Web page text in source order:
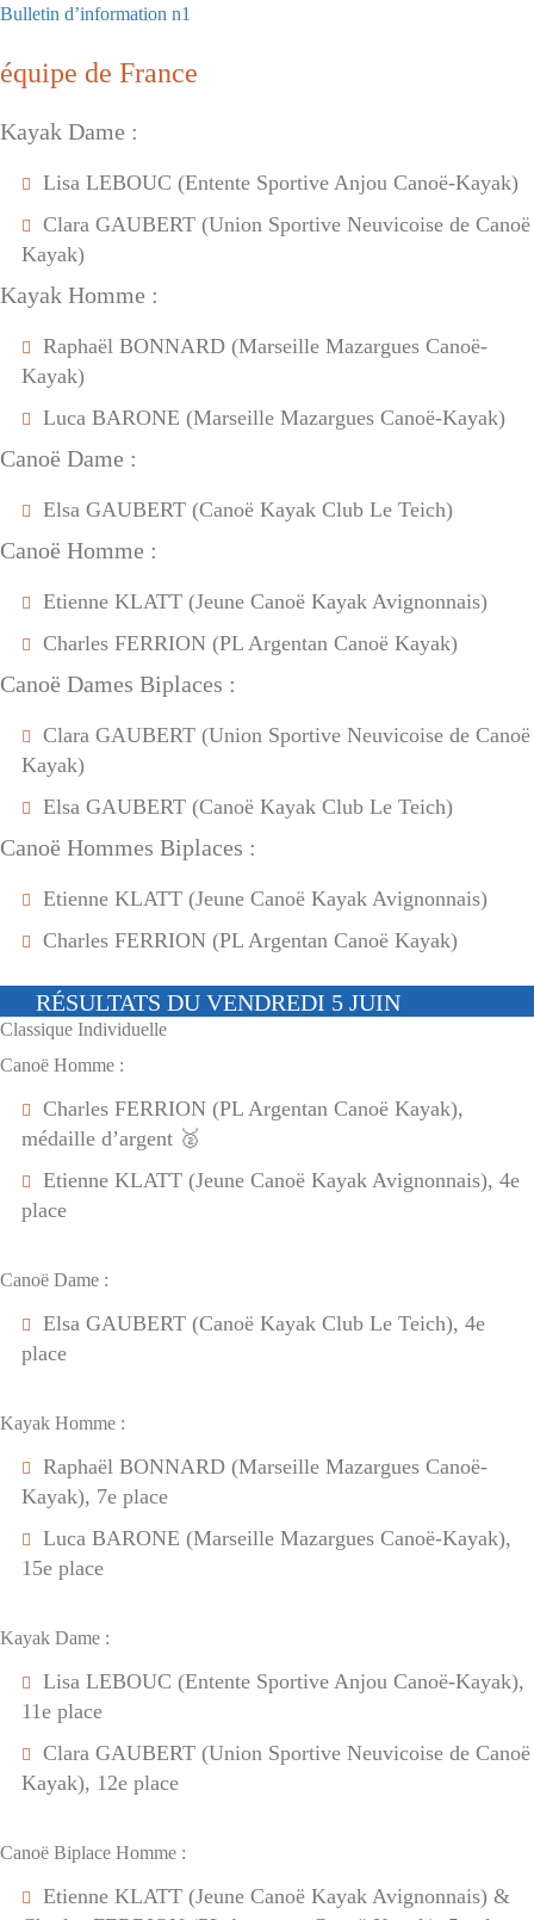
Bulletin d’information n1
équipe de France
Kayak Dame :
Lisa LEBOUC (Entente Sportive Anjou Canoë-Kayak)
Clara GAUBERT (Union Sportive Neuvicoise de Canoë
Kayak)
Kayak Homme :
Raphaël BONNARD (Marseille Mazargues Canoë-
Kayak)
Luca BARONE (Marseille Mazargues Canoë-Kayak)
Canoë Dame :
Elsa GAUBERT (Canoë Kayak Club Le Teich)
Canoë Homme :
Etienne KLATT (Jeune Canoë Kayak Avignonnais)
Charles FERRION (PL Argentan Canoë Kayak)
Canoë Dames Biplaces :
Clara GAUBERT (Union Sportive Neuvicoise de Canoë
Kayak)
Elsa GAUBERT (Canoë Kayak Club Le Teich)
Canoë Hommes Biplaces :
Etienne KLATT (Jeune Canoë Kayak Avignonnais)
Charles FERRION (PL Argentan Canoë Kayak)
RÉSULTATS DU VENDREDI 5 JUIN
Classique Individuelle
Canoë Homme :
Charles FERRION (PL Argentan Canoë Kayak),
médaille d’argent 🥈
Etienne KLATT (Jeune Canoë Kayak Avignonnais), 4e
place
Canoë Dame :
Elsa GAUBERT (Canoë Kayak Club Le Teich), 4e
place
Kayak Homme :
Raphaël BONNARD (Marseille Mazargues Canoë-
Kayak), 7e place
Luca BARONE (Marseille Mazargues Canoë-Kayak),
15e place
Kayak Dame :
Lisa LEBOUC (Entente Sportive Anjou Canoë-Kayak),
11e place
Clara GAUBERT (Union Sportive Neuvicoise de Canoë
Kayak), 12e place
Canoë Biplace Homme :
Etienne KLATT (Jeune Canoë Kayak Avignonnais) &